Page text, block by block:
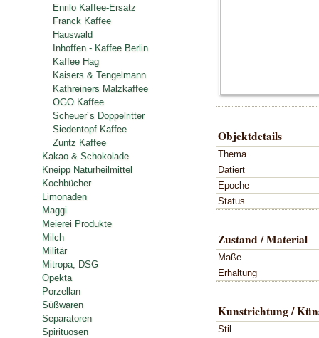
Objektdetails
Thema
Datiert
Epoche
Status
Zustand / Material
Maße
Erhaltung
Kunstrichtung /
Stil
Enrilo Kaffee-Ersatz
Franck Kaffee
Hauswald
Inhoffen - Kaffee Berlin
Kaffee Hag
Kaisers & Tengelmann
Kathreiners Malzkaffee
OGO Kaffee
Scheuer´s Doppelritter
Siedentopf Kaffee
Zuntz Kaffee
Kakao & Schokolade
Kneipp Naturheilmittel
Kochbücher
Limonaden
Maggi
Meierei Produkte
Milch
Militär
Mitropa, DSG
Opekta
Porzellan
Süßwaren
Separatoren
Spirituosen